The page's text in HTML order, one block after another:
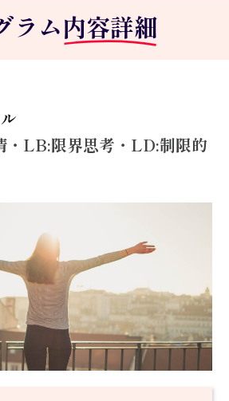
ラム内容詳細
・LB:限界思考・LD:制限的